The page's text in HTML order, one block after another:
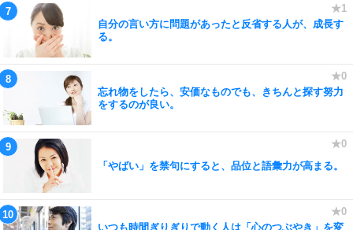
自分の言い方に問題があったと反省する人が、成長す
る。
忘れ物をしたら、安価なものでも、きちんと探す努力
をするのが良い。
「やばい」を禁句にすると、品位と語彙力が高まる。
いつも時間ぎりぎりで動く人は「心のつぶやき」を変